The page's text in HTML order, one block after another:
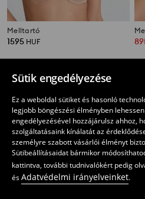
Sütik engedélyezése
Ez a weboldal sütiket és hasonló
legjobb böngészési élményben
engedélyezésével hozzájárulsz ahhoz,
szolgáltatásaink kínálatát az
személyre szabott vásárlói élményt
Sütibeállításaidat bármikor
kattintva, további tudnivalókért pedig
ésAdatvédelmi irányelveinket.
Melltartó
1595 HUF